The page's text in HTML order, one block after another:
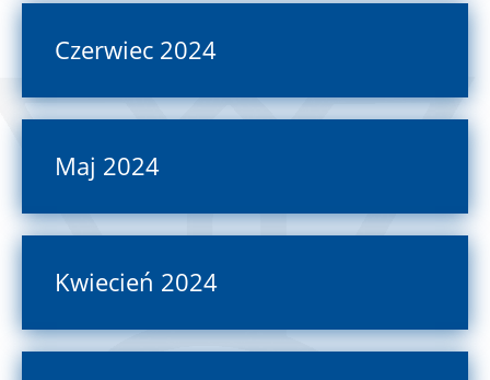
Czerwiec 2024
Maj 2024
Kwiecień 2024